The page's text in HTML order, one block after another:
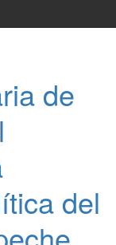
de
del